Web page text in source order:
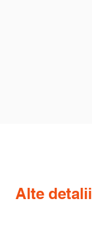
Alte detalii